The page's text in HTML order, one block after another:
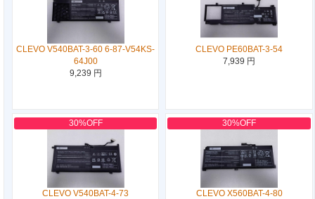
CLEVO V540BAT-3-60 6-87-V54KS-
64J00
9,239 円
CLEVO PE60BAT-3-54
7,939 円
30%OFF
CLEVO V540BAT-4-73
30%OFF
CLEVO X560BAT-4-80